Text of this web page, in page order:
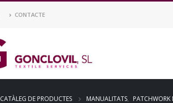
CONTACTE
CATÀLEG DE PRODUCTES MANUALITATS,